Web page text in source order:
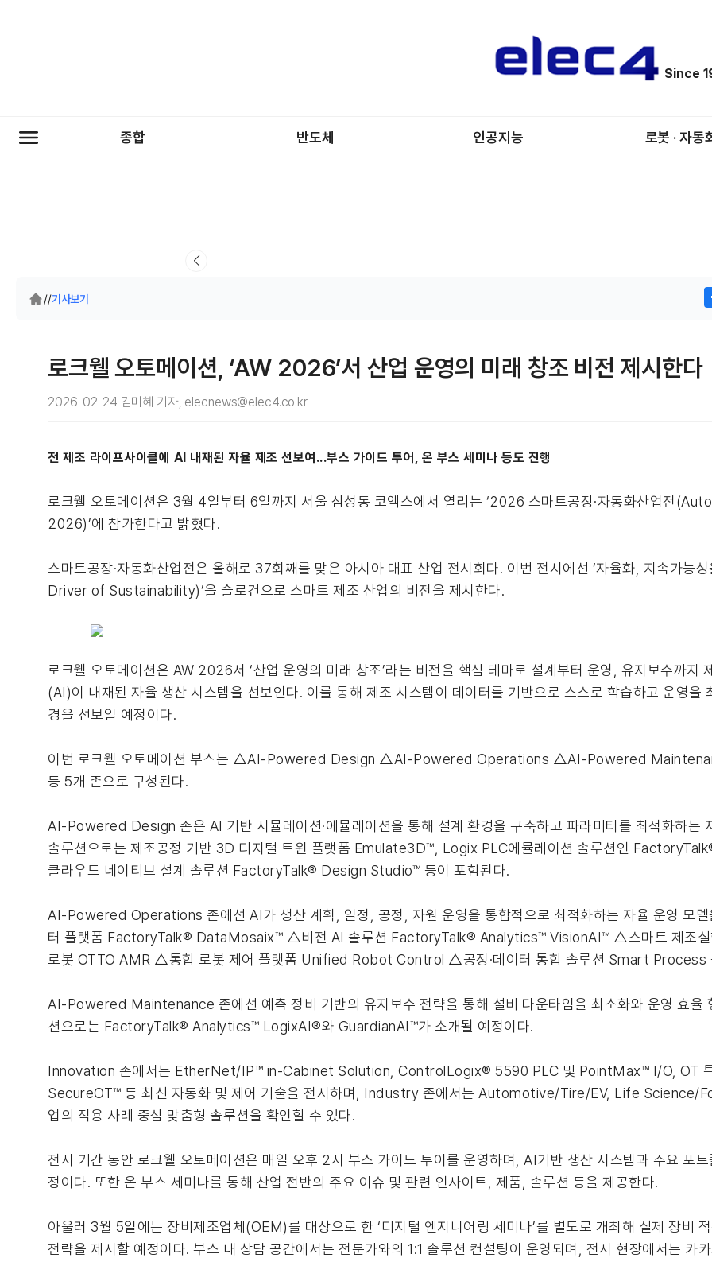
Since
종합 반도체 인공지능 로봇 · 자동
//기사보기
로크웰 오토메이션, ‘AW 2026’서 산업 운영의 미래 창조 비전 제시한다
2026-02-24 김미혜 기자, elecnews@elec4.co.kr
전 제조 라이프사이클에 AI 내재된 자율 제조 선보여...부스 가이드 투어, 온 부스 세미나 등도 진행
로크웰 오토메이션은 3월 4일부터 6일까지 서울 삼성동 코엑스에서 열리는 ‘2026 스마트공장·자동화산업전
2026)’에 참가한다고 밝혔다.
스마트공장·자동화산업전은 올해로 37회째를 맞은 아시아 대표 산업 전시회다. 이번 전시에선 ‘자율화, 지속가
Driver of Sustainability)’을 슬로건으로 스마트 제조 산업의 비전을 제시한다.
로크웰 오토메이션은 AW 2026서 ‘산업 운영의 미래 창조’라는 비전을 핵심 테마로 설계부터 운영, 유지보수까지
(AI)이 내재된 자율 생산 시스템을 선보인다. 이를 통해 제조 시스템이 데이터를 기반으로 스스로 학습하고 운영을
경을 선보일 예정이다.
이번 로크웰 오토메이션 부스는 △AI-Powered Design △AI-Powered Operations △AI-Powered
등 5개 존으로 구성된다.
AI-Powered Design 존은 AI 기반 시뮬레이션·에뮬레이션을 통해 설계 환경을 구축하고 파라미터를 최적화하는
솔루션으로는 제조공정 기반 3D 디지털 트윈 플랫폼 Emulate3D™, Logix PLC에뮬레이션 솔루션인
클라우드 네이티브 설계 솔루션 FactoryTalk® Design Studio™ 등이 포함된다.
AI-Powered Operations 존에선 AI가 생산 계획, 일정, 공정, 자원 운영을 통합적으로 최적화하는 자율 운영 모
터 플랫폼 FactoryTalk® DataMosaix™ △비전 AI 솔루션 FactoryTalk® Analytics™ VisionAI™ △스마트 제조
로봇 OTTO AMR △통합 로봇 제어 플랫폼 Unified Robot Control △공정·데이터 통합 솔루션 Smart Process
AI-Powered Maintenance 존에선 예측 정비 기반의 유지보수 전략을 통해 설비 다운타임을 최소화와 운영 효율
션으로는 FactoryTalk® Analytics™ LogixAI®와 GuardianAI™가 소개될 예정이다.
Innovation 존에서는 EtherNet/IP™ in-Cabinet Solution, ControlLogix® 5590 PLC 및 PointMax™ I/O, OT 특
SecureOT™ 등 최신 자동화 및 제어 기술을 전시하며, Industry 존에서는 Automotive/Tire/EV, Life Science/
업의 적용 사례 중심 맞춤형 솔루션을 확인할 수 있다.
전시 기간 동안 로크웰 오토메이션은 매일 오후 2시 부스 가이드 투어를 운영하며, AI기반 생산 시스템과 주요 포
정이다. 또한 온 부스 세미나를 통해 산업 전반의 주요 이슈 및 관련 인사이트, 제품, 솔루션 등을 제공한다.
아울러 3월 5일에는 장비제조업체(OEM)를 대상으로 한 ‘디지털 엔지니어링 세미나’를 별도로 개최해 실제 장비
전략을 제시할 예정이다. 부스 내 상담 공간에서는 전문가와의 1:1 솔루션 컨설팅이 운영되며, 전시 현장에서는 카